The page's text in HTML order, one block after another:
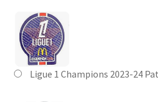
Ligue 1 Champions 2023-24